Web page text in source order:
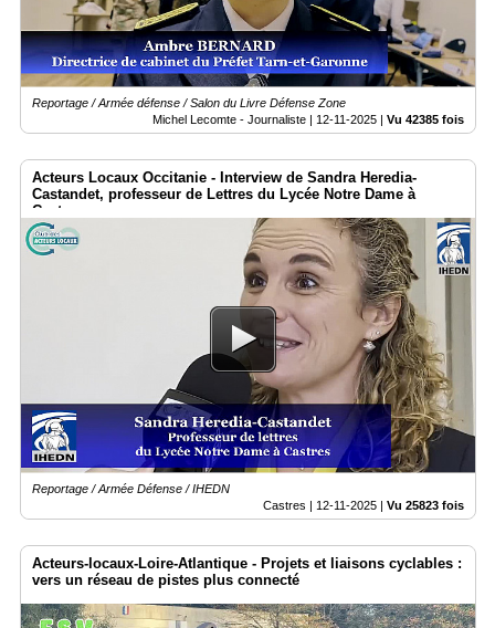
Reportage / Armée défense / Salon du Livre Défense Zone
Michel Lecomte - Journaliste | 12-11-2025 | Vu 42385 fois
Acteurs Locaux Occitanie - Interview de Sandra Heredia-
Castandet, professeur de Lettres du Lycée Notre Dame à
Castres
Reportage / Armée Défense / IHEDN
Castres | 12-11-2025 | Vu 25823 fois
Acteurs-locaux-Loire-Atlantique - Projets et liaisons cyclables :
vers un réseau de pistes plus connecté